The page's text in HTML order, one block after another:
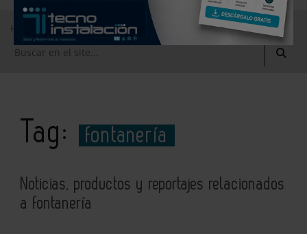
fontanería
Tag: fontanería
Noticias, productos y reportajes relacionados
a fontanería